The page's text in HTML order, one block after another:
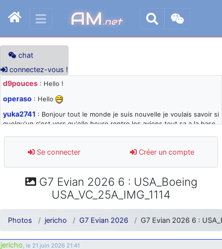
AM.net
chat
connectez-vous !
d9pouces : Hello !
operaso : Hello
yuka2741 : Bonjour tout le monde je suis nouvelle je voulais savoir si
quelqu'un c'est vers qu'elle heure rentre les avions tout sa a la base
d9pouces: désolé pour les quelques blocages du site ces derniers
jours : je teste des méthodes contre le spam et les bots trop nocifs
paxwax: Super, la nouvelle bannière
bien sûr que oui !
Se connecter Créer un compte
G7 Evian 2026 6 : USA_Boeing
USA_VC_25A_IMG_1114
Photos jericho G7 Evian 2026 G7 Evian 2026 6 :
jericho, le 21 juin 2026 21:41